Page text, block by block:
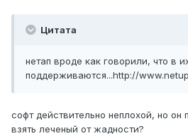
Цитата
нетап вроде как говорили, что в
поддерживаются...http://
софт действительно неплохой, но он
взять леченый от жадности?